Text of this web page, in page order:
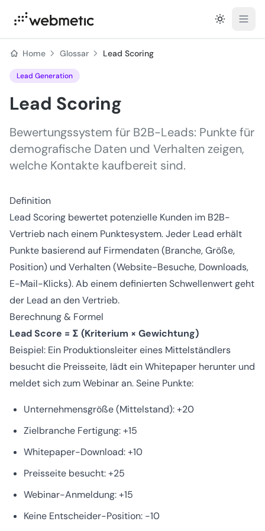
Home Glossar Lead Scoring
Lead Generation
Lead Scoring
Bewertungssystem für B2B-Leads: Punkte für
demografische Daten und Verhalten zeigen,
welche Kontakte kaufbereit sind.
Definition
Lead Scoring bewertet potenzielle Kunden im B2B-
Vertrieb nach einem Punktesystem. Jeder Lead erhält
Punkte basierend auf Firmendaten (Branche, Größe,
Position) und Verhalten (Website-Besuche, Downloads,
E-Mail-Klicks). Ab einem definierten Schwellenwert geht
der Lead an den Vertrieb.
Berechnung & Formel
Lead Score = Σ (Kriterium × Gewichtung)
Beispiel: Ein Produktionsleiter eines Mittelständlers
besucht die Preisseite, lädt ein Whitepaper herunter und
meldet sich zum Webinar an. Seine Punkte:
Unternehmensgröße (Mittelstand): +20
Zielbranche Fertigung: +15
Whitepaper-Download: +10
Preisseite besucht: +25
Webinar-Anmeldung: +15
Keine Entscheider-Position: -10